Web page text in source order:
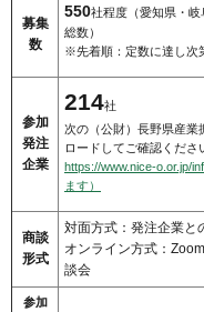
募集
数
550社程度（愛知県・
総数）
※先着順：定数に達し次
参加
発注
企業
214社
次の（公財）長野県産業
ロードしてご確認くださ
https://www.nice-o.or.jp/
ます）
商談
形式
対面方式：発注企業
オンライン方式：
談会
参加